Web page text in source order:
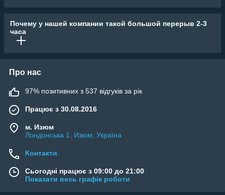
Почему у нашей компании такой большой перерыв 2-3
часа
Про нас
97% позитивних з 537 відгуків за рік
Працює з 30.08.2016
м. Изюм
Лондонська 1, Изюм, Україна
Контакти
Сьогодні працює з 09:00 до 21:00
Показати весь графік роботи